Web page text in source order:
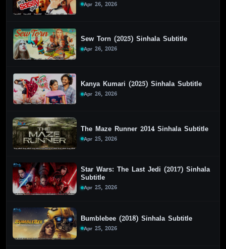
Apr 26, 2026
Sew Torn (2025) Sinhala Subtitle
Apr 26, 2026
Kanya Kumari (2025) Sinhala Subtitle
Apr 26, 2026
The Maze Runner 2014 Sinhala Subtitle
Apr 25, 2026
Star Wars: The Last Jedi (2017) Sinhala
Subtitle
Apr 25, 2026
Bumblebee (2018) Sinhala Subtitle
Apr 25, 2026